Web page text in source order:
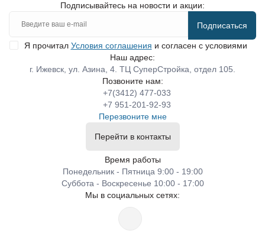
Подписывайтесь на новости и акции:
Подписаться
Я прочитал Условия соглашения и согласен с условиями
Наш адрес:
г. Ижевск, ул. Азина, 4. ТЦ СуперСтройка, отдел 105.
Позвоните нам:
+7(3412) 477-033
+7 951-201-92-93
Перезвоните мне
Перейти в контакты
Время работы
Понедельник - Пятница 9:00 - 19:00
Суббота - Воскресенье 10:00 - 17:00
Мы в социальных сетях: